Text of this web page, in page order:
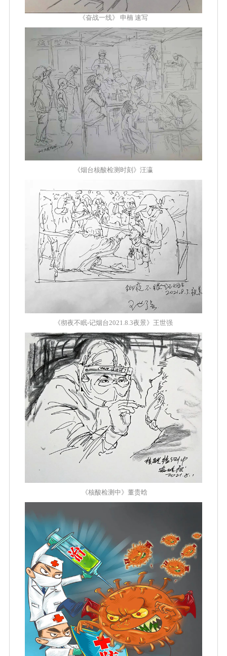
《奋战一线》 申楠 速写
《烟台核酸检测时刻》汪瀛
《彻夜不眠-记烟台2021.8.3夜景》王世强
《核酸检测中》董贵晗